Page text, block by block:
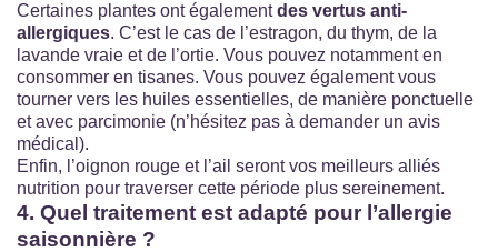
Certaines plantes ont égalementdes vertus anti-
allergiques. C’est le cas de l’estragon, du thym, de la
lavande vraie et de l’ortie. Vous pouvez notamment en
consommer en tisanes. Vous pouvez également vous
tourner vers les huiles essentielles, de manière ponctuelle
et avec parcimonie (n’hésitez pas à demander un avis
médical).
Enfin, l’oignon rouge et l’ail seront vos meilleurs alliés
nutrition pour traverser cette période plus sereinement.
4. Quel traitement est adapté pour l’allergie
saisonnière ?